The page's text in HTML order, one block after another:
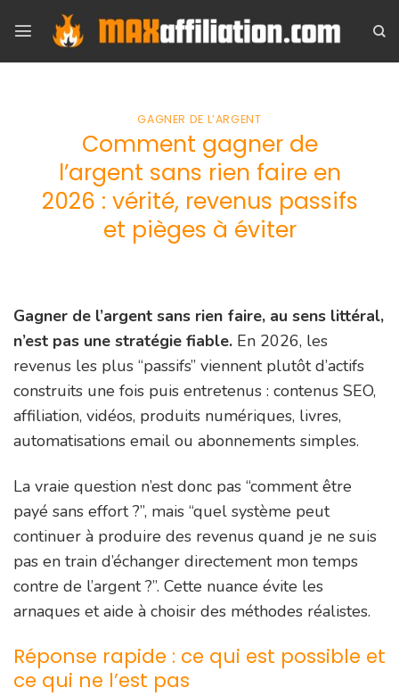
content
GAGNER DE L’ARGENT
Comment gagner de
l’argent sans rien faire en
2026 : vérité, revenus passifs
et pièges à éviter
Gagner de l’argent sans rien faire, au sens littéral,
n’est pas une stratégie fiable. En 2026, les
revenus les plus “passifs” viennent plutôt d’actifs
construits une fois puis entretenus : contenus SEO,
affiliation, vidéos, produits numériques, livres,
automatisations email ou abonnements simples.
La vraie question n’est donc pas “comment être
payé sans effort ?”, mais “quel système peut
continuer à produire des revenus quand je ne suis
pas en train d’échanger directement mon temps
contre de l’argent ?”. Cette nuance évite les
arnaques et aide à choisir des méthodes réalistes.
Réponse rapide : ce qui est possible et
ce qui ne l’est pas